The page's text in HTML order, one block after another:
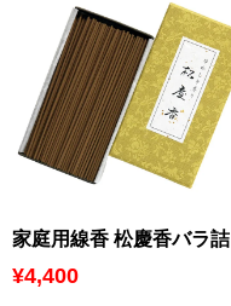
家庭用線香 松慶香バラ詰
¥4,400